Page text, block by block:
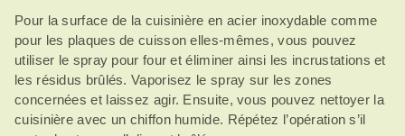
Pour la surface de la cuisinière en acier inoxydable comme
pour les plaques de cuisson elles-mêmes, vous pouvez
utiliser le spray pour four et éliminer ainsi les incrustations et
les résidus brûlés. Vaporisez le spray sur les zones
concernées et laissez agir. Ensuite, vous pouvez nettoyer la
cuisinière avec un chiffon humide. Répétez l’opération s’il